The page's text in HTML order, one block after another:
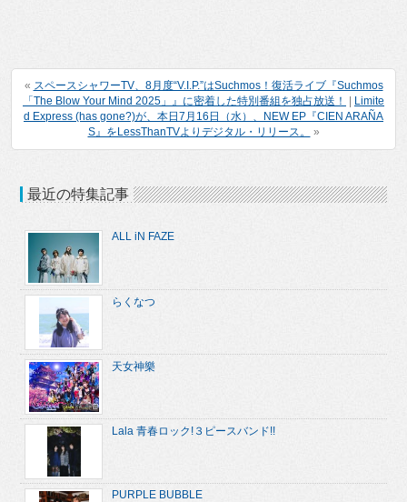
« スペースシャワーTV、8月度“V.I.P.”はSuchmos！復活ライブ『Suchmos
「The Blow Your Mind 2025」』に密着した特別番組を独占放送！
Limite
d Express (has gone?)が、本日7月16日（水）、NEW EP『CIEN ARAÑA
S』をLessThanTVよりデジタル・リリース。
»
最近の特集記事
ALL iN FAZE
らくなつ
天女神樂
Lala 青春ロック!３ピースバンド!!
PURPLE BUBBLE